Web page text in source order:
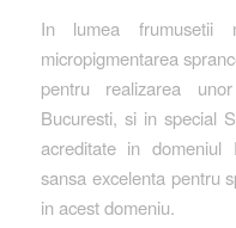
In lumea frumusetii
micropigmentarea
pentru realizarea
Bucuresti, si in special
acreditate in
sansa excelenta pentru
in acest domeniu.